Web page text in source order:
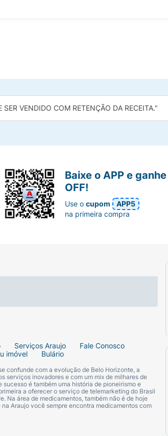
VENDIDO COM RETENÇÃO DA RECEITA."
Serviços Araujo
Fale Conosco
imóvel Bulário
confunde com a evolução de Belo Horizonte, a
serviços inovadores e com um mix de milhares de
é também uma história de pioneirismo e
a oferecer o serviço de telemarketing do Brasil
Na área de medicamentos, também não é de hoje
Araujo você sempre encontra medicamentos com
Baixe o APP e
OFF!
Use ocupom
APP5
na primeira compra